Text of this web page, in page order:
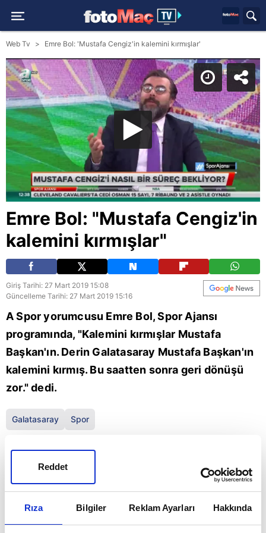
Rıza Bilgiler Reklam Ayarları Hakkında
Reddet
Web Tv Emre Bol: 'Mustafa Cengiz'in kalemini kırmışlar'
Emre Bol: "Mustafa Cengiz'in
kalemini kırmışlar"
Giriş Tarihi: 27 Mart 2019 15:08
Güncelleme Tarihi: 27 Mart 2019 15:16
A Spor yorumcusu Emre Bol, Spor Ajansı
programında, "Kalemini kırmışlar Mustafa
Başkan'ın. Derin Galatasaray Mustafa Başkan'ın
kalemini kırmış. Bu saatten sonra geri dönüşü
zor." dedi.
Galatasaray Spor